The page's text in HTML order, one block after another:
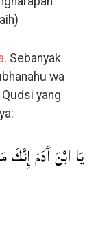
. Sebanyak
wa
yang
يَا ابْنَ آَدَمَ